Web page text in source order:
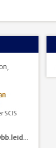
SCIS
m.j.van.leeuwen@bb.leidenuniv.nl